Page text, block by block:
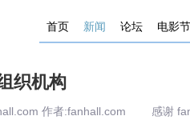
首页 新闻 论坛 电影节
织机构
作者:fanhall.com 感谢